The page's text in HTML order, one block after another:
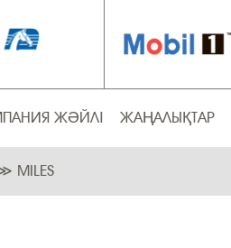
ЖӘЙЛІ ЖАҢАЛЫҚТАР
MILES